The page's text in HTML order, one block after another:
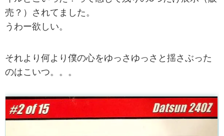
売？）されてました。
うわー欲しい。
それより何より僕の心をゆっさゆっさと揺さぶった
のはこいつ。。。